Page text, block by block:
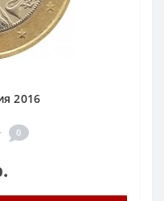
2016
0